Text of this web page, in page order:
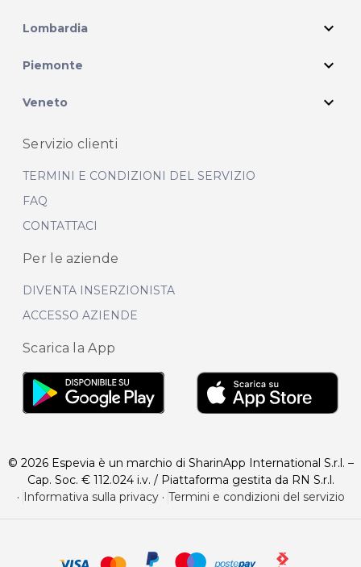
Lombardia expand_more
Piemonte expand_more
Veneto expand_more
Servizio clienti
TERMINI E CONDIZIONI DEL SERVIZIO
FAQ
CONTATTACI
Per le aziende
DIVENTA INSERZIONISTA
ACCESSO AZIENDE
Scarica la App
© 2026 Espevia è un marchio di SharinApp International S.r.l. –
Cap. Soc. € 112.024 i.v. / Piattaforma gestita da RN S.r.l.
· Informativa sulla privacy· Termini e condizioni del servizio